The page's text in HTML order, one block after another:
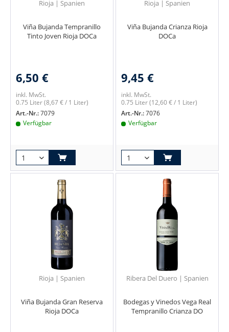
Rioja | Spanien
Viña Bujanda Tempranillo
Tinto Joven Rioja DOCa
6,50 €
inkl. MwSt.
0.75 Liter(8,67 € / 1 Liter)
Art.-Nr.:7079
Verfügbar
Rioja | Spanien
Viña Bujanda Crianza Rioja
DOCa
9,45 €
inkl. MwSt.
0.75 Liter(12,60 € / 1 Liter)
Art.-Nr.:7076
Verfügbar
Rioja | Spanien
Viña Bujanda Gran Reserva
Rioja DOCa
Ribera Del Duero | Spanien
Bodegas y Vinedos Vega Real
Tempranillo Crianza DO